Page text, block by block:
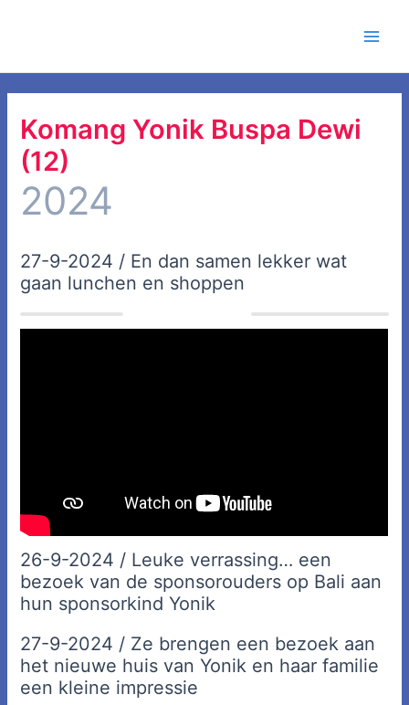
inhoud
Komang Yonik Buspa Dewi
(12)
2024
27-9-2024 / En dan samen lekker wat
gaan lunchen en shoppen
26-9-2024 / Leuke verrassing… een
bezoek van de sponsorouders op Bali aan
hun sponsorkind Yonik
27-9-2024 / Ze brengen een bezoek aan
het nieuwe huis van Yonik en haar familie
een kleine impressie